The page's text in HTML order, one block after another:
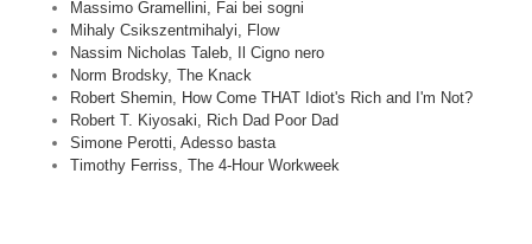
Massimo Gramellini, Fai bei sogni
Mihaly Csikszentmihalyi, Flow
Nassim Nicholas Taleb, Il Cigno nero
Norm Brodsky, The Knack
Robert Shemin, How Come THAT Idiot's Rich and I'm Not?
Robert T. Kiyosaki, Rich Dad Poor Dad
Simone Perotti, Adesso basta
Timothy Ferriss, The 4-Hour Workweek